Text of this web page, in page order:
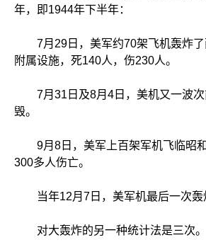
年，即1944年下半年：
7月29日，美军约70架飞机轰炸了
附属设施，死140人，伤230人。
7月31日及8月4日，美机又一波次
毁。
9月8日，美军上百架军机飞临昭
300多人伤亡。
当年12月7日，美军机最后一次轰
对大轰炸的另一种统计法是三次。